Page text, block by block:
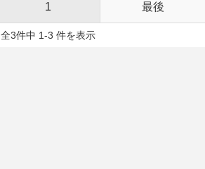
1 最後
全3件中 1-3 件を表示